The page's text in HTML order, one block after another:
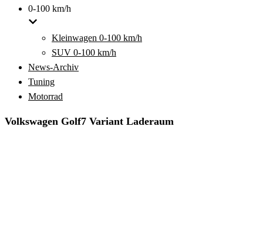
0-100 km/h
Kleinwagen 0-100 km/h
SUV 0-100 km/h
News-Archiv
Tuning
Motorrad
Volkswagen Golf7 Variant Laderaum